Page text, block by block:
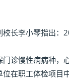
李小琴指出：
慢性病病种，
在职工体检项